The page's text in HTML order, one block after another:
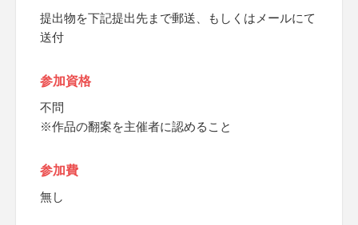
提出物を下記提出先まで郵送、もしくはメールにて
送付
参加資格
不問
※作品の翻案を主催者に認めること
参加費
無し